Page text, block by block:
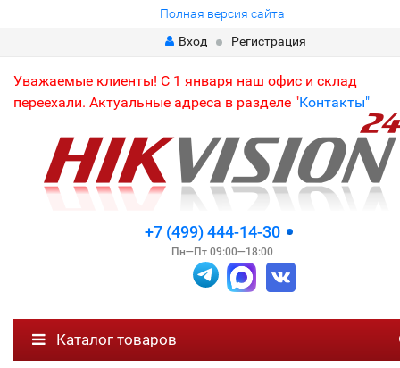
Полная версия сайта
Вход
Регистрация
Уважаемые клиенты! С 1 января наш офис и склад
переехали. Актуальные адреса в разделе "Контакты"
+7 (499) 444-14-30
Пн—Пт 09:00—18:00
Каталог товаров